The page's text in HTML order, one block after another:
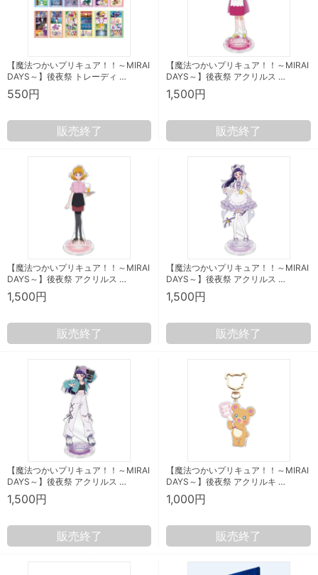
【魔法つかいプリキュア！！～MIRAI
DAYS～】後夜祭 トレーディ …
550円
販売終了
【魔法つかいプリキュア！！～MIRAI
DAYS～】後夜祭 アクリルス …
1,500円
販売終了
【魔法つかいプリキュア！！～MIRAI
DAYS～】後夜祭 アクリルス …
1,500円
販売終了
【魔法つかいプリキュア！！～MIRAI
DAYS～】後夜祭 アクリルス …
1,500円
販売終了
【魔法つかいプリキュア！！～MIRAI
DAYS～】後夜祭 アクリルス …
1,500円
販売終了
【魔法つかいプリキュア！！～MIRAI
DAYS～】後夜祭 アクリルキ …
1,000円
販売終了